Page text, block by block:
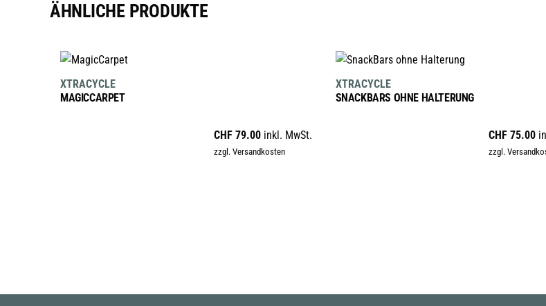
ÄHNLICHE PRODUKTE
IN DEN WARENKORB
MAGICCARPET
CHF79.00 inkl. MwSt.
zzgl. Versandkosten
XTRACYCLE
IN DEN WARENKORB
SNACKBARS OHNE HALTERUNG
CHF 75.00
zzgl.
XTRACYCLE